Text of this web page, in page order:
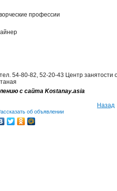
профессии
54-80-82, 52-20-43 Центр занятости
с сайта Kostanay.asia
Назад
об объявлении